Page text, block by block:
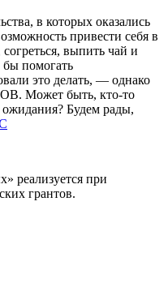
в которых оказались
привести себя в
согреться, выпить чай и
помогать
это делать, — однако
Может быть, кто-то
ожидания? Будем рады,
реализуется при
грантов.